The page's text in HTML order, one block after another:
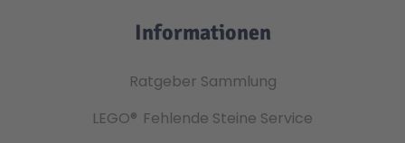
Informationen
Ratgeber Sammlung
LEGO® Fehlende Steine Service